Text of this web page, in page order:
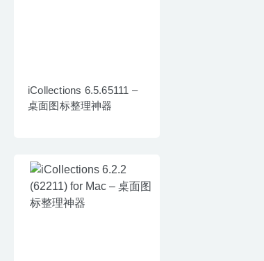
iCollections 6.5.65111 –
桌面图标整理神器